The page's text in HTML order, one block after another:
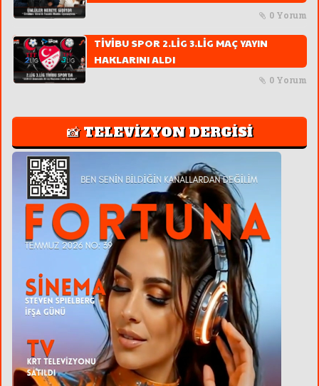
0 Yorum
TİVİBU SPOR 2.LİG 3.LİG MAÇ YAYIN
HAKLARINI ALDI
0 Yorum
📸 TELEVİZYON DERGİSİ